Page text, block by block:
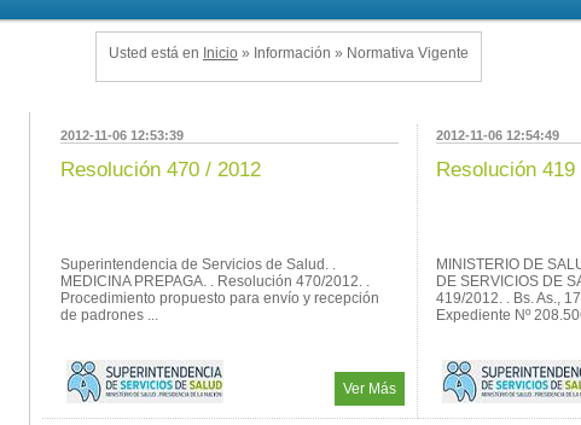
Usted está en Inicio » Información » Normativa Vigente
2012-11-06 12:53:39
Resolución 470 / 2012
Superintendencia de Servicios de Salud. .
MEDICINA PREPAGA. . Resolución 470/2012. .
Procedimiento propuesto para envío y recepción
de padrones ...
Ver Más
2012-11-06 12:54:49
Resolución 419
MINISTERIO DE
DE SERVICIOS DE
419/2012. . Bs. As.,
Expediente Nº